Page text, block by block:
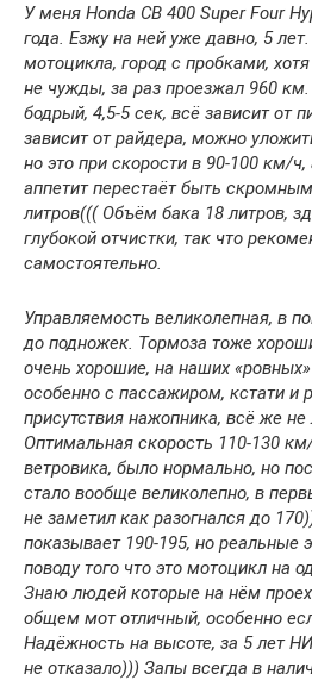
У меня Honda CB 400 Super Four
года. Езжу на ней уже давно, 5 лет.
мотоцикла, город с пробками,
не чужды, за раз проезжал 960 км.
бодрый, 4,5-5 сек, всё зависит от
зависит от райдера, можно
но это при скорости в 90-100 км/ч,
аппетит перестаёт быть
литров((( Объём бака 18 литров,
глубокой отчистки, так что
самостоятельно.
Управляемость великолепная, в
до подножек. Тормоза тоже
очень хорошие, на наших
особенно с пассажиром, кстати и
присутствия нажопника, всё же не
Оптимальная скорость 110-130
ветровика, было нормально, но
стало вообще великолепно, в
не заметил как разогнался до
показывает 190-195, но реальные
поводу того что это мотоцикл на
Знаю людей которые на нём
общем мот отличный, особенно
Надёжность на высоте, за 5 лет
не отказало))) Запы всегда в